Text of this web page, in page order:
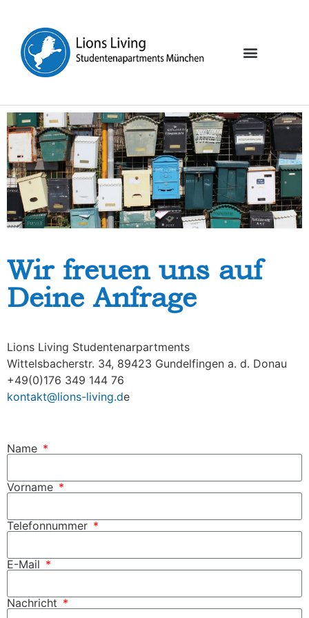
Wir freuen uns auf
Deine Anfrage​
Lions Living Studentenarpartments
Wittelsbacherstr. 34, 89423 Gundelfingen a. d. Donau
+49(0)176 349 144 76
kontakt@lions-living.de
Name
Vorname
Telefonnummer
E-Mail
Nachricht